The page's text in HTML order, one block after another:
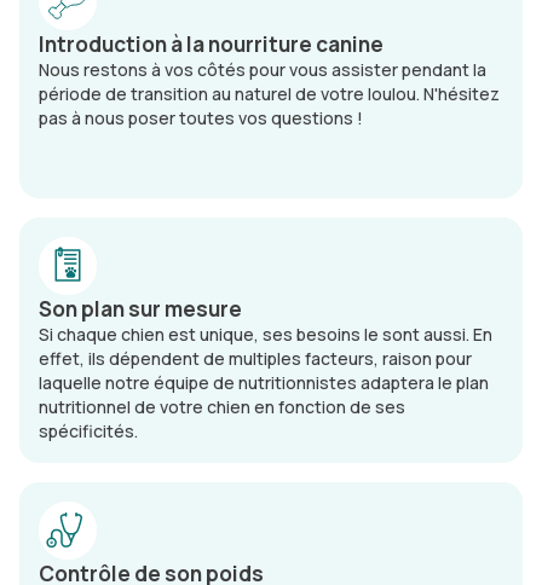
Introduction à la nourriture canine
Nous restons à vos côtés pour vous assister pendant la
période de transition au naturel de votre loulou. N'hésitez
pas à nous poser toutes vos questions !
Son plan sur mesure
Si chaque chien est unique, ses besoins le sont aussi. En
effet, ils dépendent de multiples facteurs, raison pour
laquelle notre équipe de nutritionnistes adaptera le plan
nutritionnel de votre chien en fonction de ses
spécificités.
Contrôle de son poids